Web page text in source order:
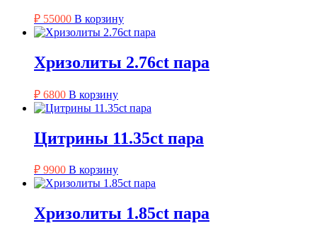
₽ 55000 В корзину
Хризолиты 2.76ct пара
₽ 6800 В корзину
Цитрины 11.35ct пара
₽ 9900 В корзину
Хризолиты 1.85ct пара